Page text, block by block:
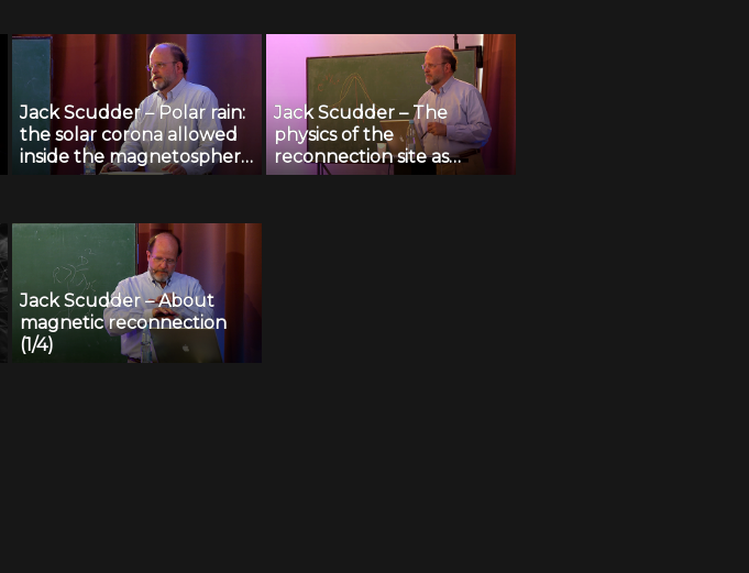
Jack Scudder – Polar rain:
the solar corona allowed
inside the magnetosphere
by reconnection (4/4)
Jack Scudder – The
physics of the
reconnection site as
experimentally resolved
Jack Scudder – About
magnetic reconnection
(1/4)